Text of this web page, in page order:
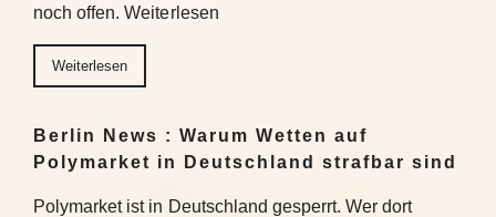
noch offen. Weiterlesen
Weiterlesen
Berlin News : Warum Wetten auf
Polymarket in Deutschland strafbar sind
Polymarket ist in Deutschland gesperrt. Wer dort